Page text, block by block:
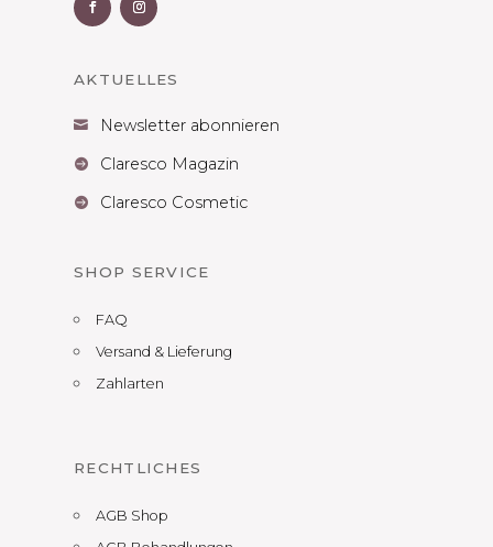
AKTUELLES
 Newsletter abonnieren
 Claresco Magazin
 Claresco Cosmetic
SHOP SERVICE
FAQ
Versand & Lieferung
Zahlarten
RECHTLICHES
AGB Shop